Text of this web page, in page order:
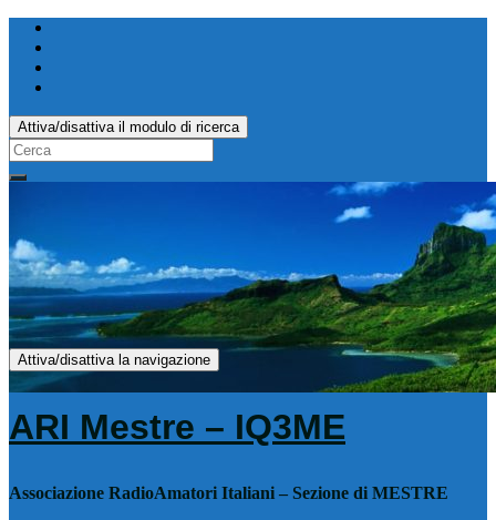
Attiva/disattiva il modulo di ricerca
Search
for:
Attiva/disattiva la navigazione
ARI Mestre – IQ3ME
Associazione RadioAmatori Italiani – Sezione di MESTRE